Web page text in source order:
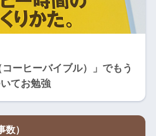
コーヒーバイブル）」でもう
てお勉強